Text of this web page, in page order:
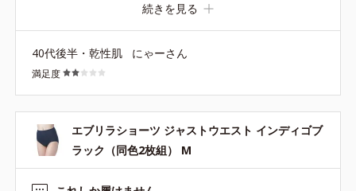
したが、値上げしても良いので以前の品質のものに戻して
頂けたらと思うレベルです この商品に限らず、品質とか商
品のカラー展開についてユーザーの方からたくさん口コミ
があるにも関わらず、反映されず不満です
続きを見る
40代後半・乾性肌 にゃーさん
満足度
エブリラショーツ ジャストウエスト インディゴブ
ラック（同色2枚組） M